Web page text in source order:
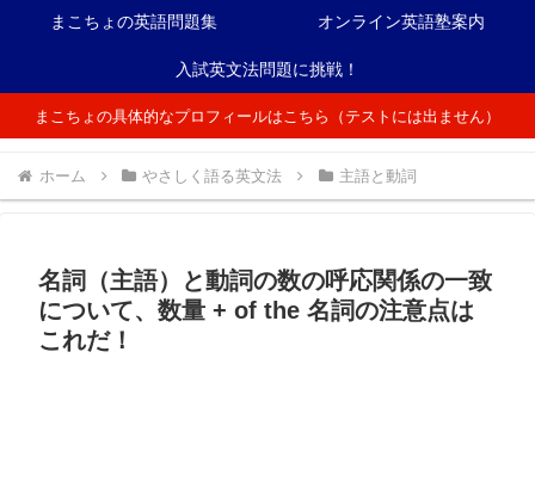
まこちょの英語問題集 オンライン英語塾案内
入試英文法問題に挑戦！
まこちょの具体的なプロフィールはこちら（テストには出ません）
ホーム やさしく語る英文法 主語と動詞
名詞（主語）と動詞の数の呼応関係の一致
について、数量 + of the 名詞の注意点は
これだ！